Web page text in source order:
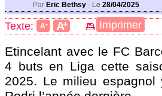
Par Eric Bethsy - Le 28/04/2025
Texte: A- A+ Imprimer
Etincelant avec le FC
4 buts en Liga cette
2025. Le milieu